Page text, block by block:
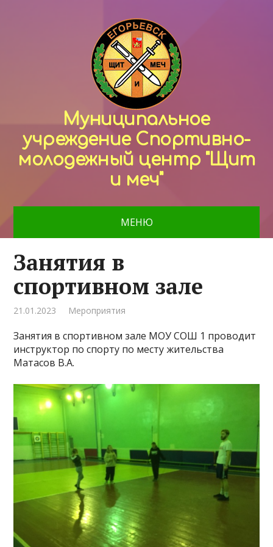
Муниципальное
учреждение Спортивно-
молодежный центр "Щит
и меч"
МЕНЮ
Занятия в
спортивном зале
21.01.2023 Мероприятия
Занятия в спортивном зале МОУ СОШ 1 проводит
инструктор по спорту по месту жительства
Матасов В.А.